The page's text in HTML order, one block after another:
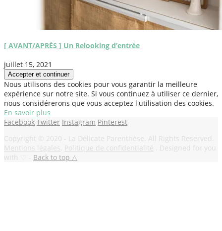
[ AVANT/APRÈS ] Un Relooking d’entrée
juillet 15, 2021
Nous utilisons des cookies pour vous garantir la meilleure
expérience sur notre site. Si vous continuez à utiliser ce dernier,
nous considérerons que vous acceptez l'utilisation des cookies.
En savoir plus
Facebook Twitter Instagram Pinterest
Copyright © 2020 - La Délicate Parenthèse. All Rights Reserved.
Mentions légales Politique de confidentialité . Designed for you
with ♡ - Back to top △